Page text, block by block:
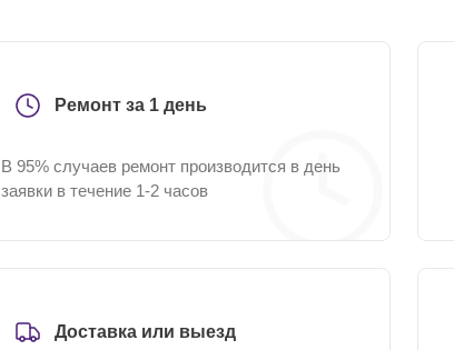
Ремонт за 1 день
В 95% случаев ремонт производится в день
заявки в течение 1-2 часов
Доставка или выезд